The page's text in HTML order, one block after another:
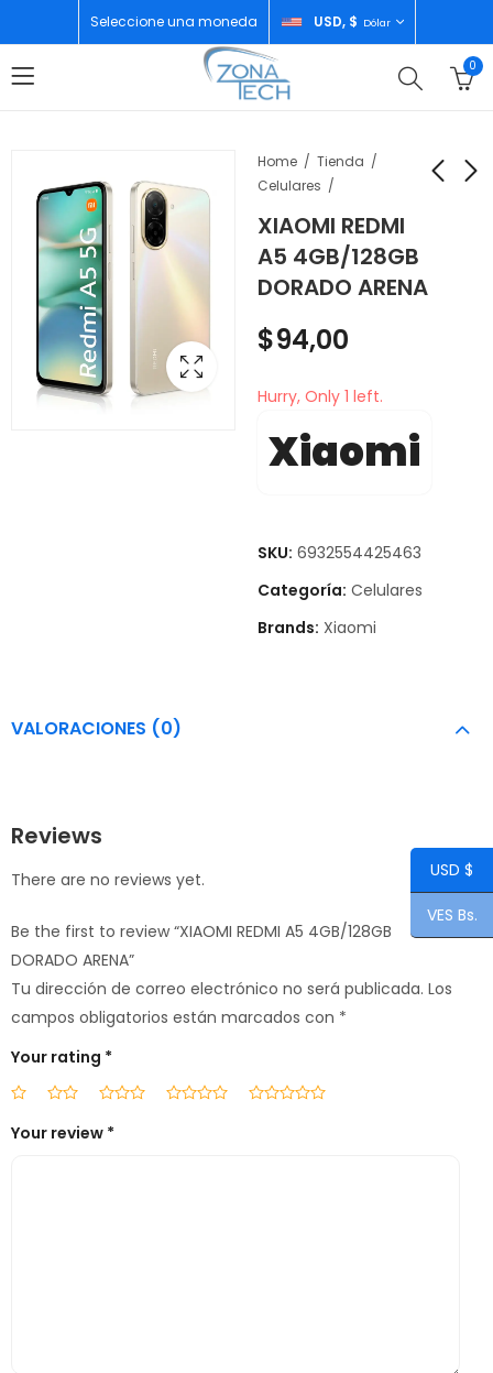
Seleccione una moneda USD, $ Dólar
0
Home
Tienda
Celulares
XIAOMI REDMI
A5 4GB/128GB
DORADO ARENA
LE CAPPE TOPE DE
COCINA A GAS
70CM 5H L7005CI
$260,00
TCL CONGELADOR
HORIZONTAL 400LTS
TCF-400Y
$590,00
$94,00
Hurry, Only 1 left.
Xiaomi
SKU: 6932554425463
Categoría: Celulares
Brands: Xiaomi
VALORACIONES (0)
Reviews
There are no reviews yet.
Be the first to review “XIAOMI REDMI A5 4GB/128GB
DORADO ARENA”
Tu dirección de correo electrónico no será publicada. Los
campos obligatorios están marcados con *
Your rating *
Your review *
USD $
VES Bs.